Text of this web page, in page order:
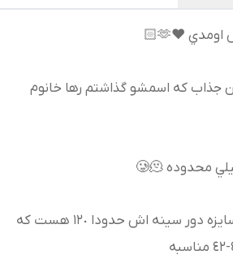
♥️🫶🏻
جذاب كه اسمشو گذاشتم رها خانوم
محدوده 🥲🫠
كارديگان بافت فيري سايزه دور سينه اش حدودا ١٢٠ هست كه